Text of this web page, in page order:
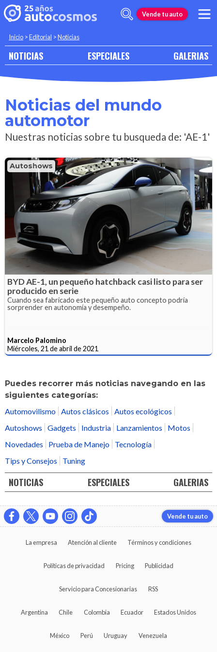
Vende tu auto
Inicio >Editorial >Noticias
NOTICIAS ESPECIALES GALERIAS
Noticias del mundo
automotor
Nuestras noticias sobre tu busqueda de: 'AE-1'
Autoshows
BYD AE-1, un pequeño hatchback casi listo para ser
producido en serie
Cuando sea fabricado este pequeño auto concepto podría
sorprender en autonomía y desempeño.
Marcelo Palomino
Miércoles, 21 de abril de 2021
Puedes recorrer más noticias navegando en las
siguientes categorías:
Automovilismo Autos clásicos
Autos ecológicos
Autoshows
Gadgets Industria Lanzamientos
Motos
Novedades
Prueba de Manejo
Tecnología
Tips y Consejos
Tuning
NOTICIAS ESPECIALES GALERIAS
Vende tu auto
La empresa Atención al cliente Términos y condiciones
Políticas de privacidad Pricing Publicidad
Servicio para Concesionarias RSS
Argentina Chile Colombia Ecuador Estados Unidos
México Perú Uruguay Venezuela